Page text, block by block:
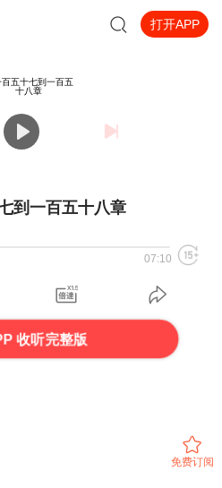
打开APP
到一百五十八章
07:10
收听完整版
免费订阅